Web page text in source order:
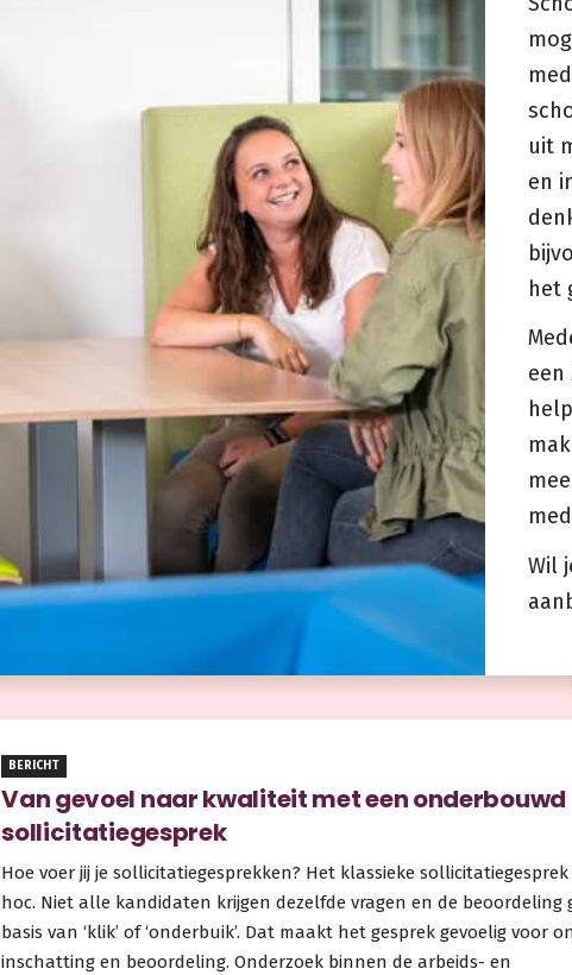
uit
en
het
een
Wil
BERICHT
Van gevoel naar kwaliteit met een onderbouwd
sollicitatiegesprek
Hoe voer jij je sollicitatiegesprekken? Het klassieke sollicitatiegesprek
hoc. Niet alle kandidaten krijgen dezelfde vragen en de beoordeling
basis van ‘klik’ of ‘onderbuik’. Dat maakt het gesprek gevoelig voor
inschatting en beoordeling. Onderzoek binnen de arbeids- en